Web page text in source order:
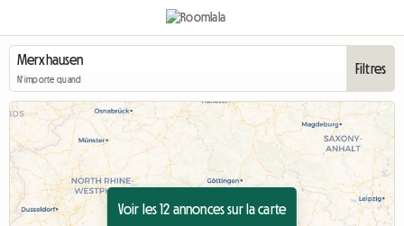
N'importe quand
Filtres
Voir les 12 annonces sur la carte